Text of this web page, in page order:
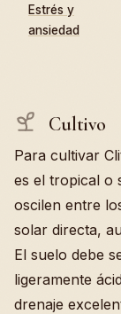
Estrés y
ansiedad
Cultivo
Para cultivar
es el tropical o
oscilen entre
solar directa,
El suelo debe
ligeramente
drenaje